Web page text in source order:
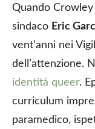
Quando Crowley
sindaco Eric
vent’anni nei
dell’attenzione.
identità queer.
curriculum
paramedico,